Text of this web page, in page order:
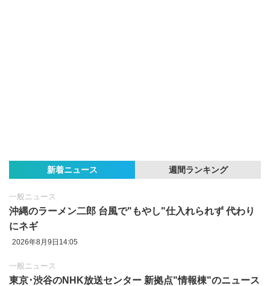
新着ニュース 週間ランキング
一般ニュース
沖縄のラーメン二郎 台風で"もやし"仕入れられず 代わり
にネギ
2026年8月9日14:05
一般ニュース
東京‪･‬渋谷のNHK放送センター 新拠点"情報棟"のニュース